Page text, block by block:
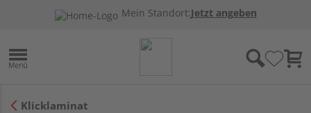
Mein Standort:Jetzt angeben
Klicklaminat